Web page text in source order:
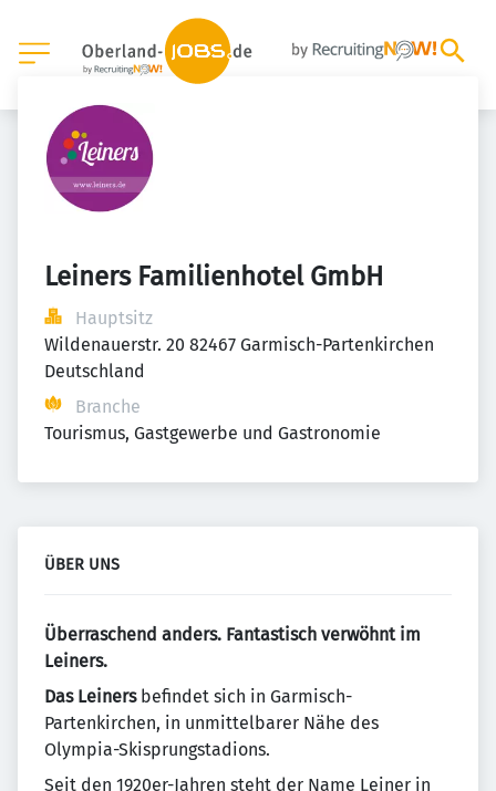
Leiners Familienhotel GmbH
Hauptsitz
Wildenauerstr. 20 82467 Garmisch-Partenkirchen
Deutschland
Branche
Tourismus, Gastgewerbe und Gastronomie
ÜBER UNS
Überraschend anders. Fantastisch verwöhnt im
Leiners.
Das Leiners befindet sich in Garmisch-
Partenkirchen, in unmittelbarer Nähe des
Olympia-Skisprungstadions.
Seit den 1920er-Jahren steht der Name Leiner in